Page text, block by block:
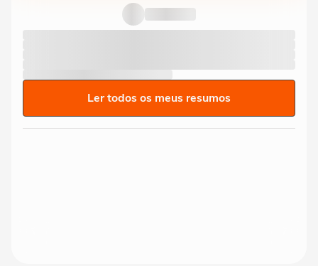
"OLY" ao lado do nome nas...
Ler todos os meus resumos